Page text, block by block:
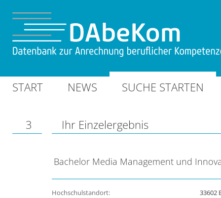
START NEWS SUCHE STARTEN
3 Ihr Einzelergebnis
Bachelor Media Management und
Hochschulstandort:
33602